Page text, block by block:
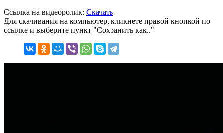
Ссылка на видеоролик: Скачать
Для скачивания на компьютер, кликнете правой кнопкой по
ссылке и выберите пункт "Сохранить как.."